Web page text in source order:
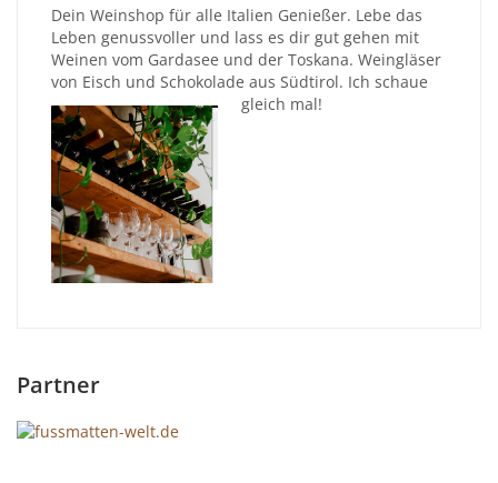
Dein Weinshop für alle Italien Genießer. Lebe das
Leben genussvoller und lass es dir gut gehen mit
Weinen vom Gardasee und der Toskana. Weingläser
von Eisch und Schokolade aus Südtirol. Ich schaue
gleich mal!
Partner